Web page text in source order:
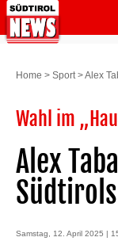
Home > Sport>Alex
Wahl im
Alex
Samstag, 12. April 2025 |